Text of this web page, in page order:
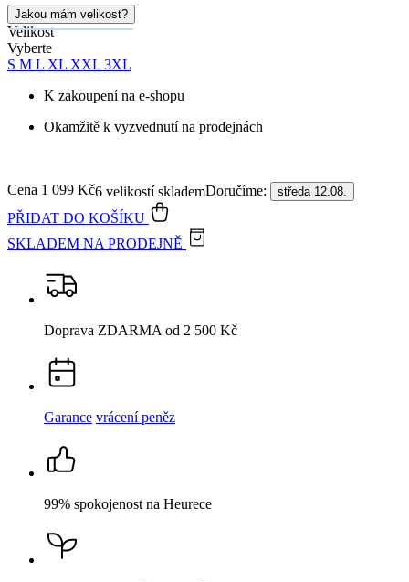
Jakou mám velikost?
Velikost
Vyberte
S M L XL XXL 3XL
K zakoupení na e-shopu
Okamžitě k vyzvednutí na prodejnách
6 velikostí sklademDoručíme: středa 12.08.
Cena 1 099 Kč
PŘIDAT DO KOŠÍKU
SKLADEM NA PRODEJNĚ
Doprava ZDARMA od 2 500 Kč
Garance vrácení peněz
99% spokojenost na Heurece